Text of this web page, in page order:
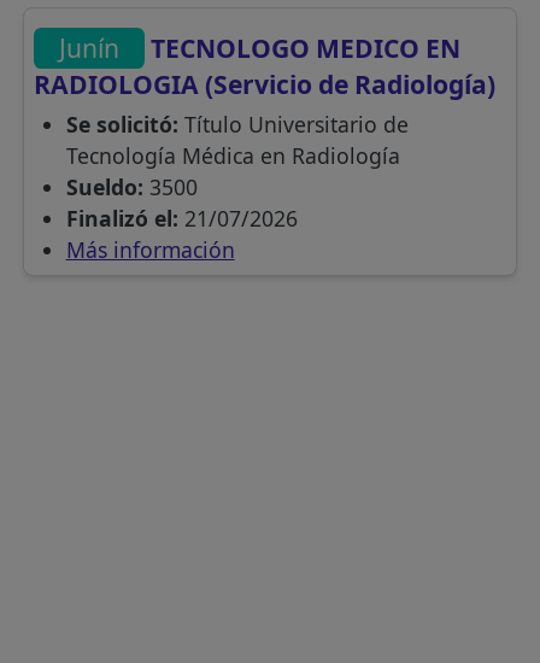
Junín
TECNOLOGO MEDICO EN
RADIOLOGIA (Servicio de Radiología)
Se solicitó: Título Universitario de
Tecnología Médica en Radiología
Sueldo: 3500
Finalizó el: 21/07/2026
Más información